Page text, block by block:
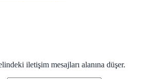
iletişim mesajları alanına düşer.